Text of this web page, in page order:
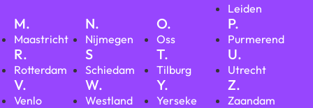
Leiden
M.
Maastricht
N.
Nijmegen
O.
Oss
P.
Purmerend
R.
Rotterdam
S
Schiedam
T.
Tilburg
U.
Utrecht
V.
Venlo
W.
Westland
Y.
Yerseke
Z.
Zaandam